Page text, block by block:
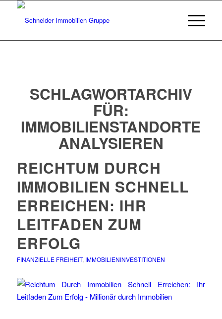
SCHLAGWORTARCHIV
FÜR:
IMMOBILIENSTANDORTE
ANALYSIEREN
REICHTUM DURCH
IMMOBILIEN SCHNELL
ERREICHEN: IHR
LEITFADEN ZUM
ERFOLG
FINANZIELLE FREIHEIT, IMMOBILIENINVESTITIONEN